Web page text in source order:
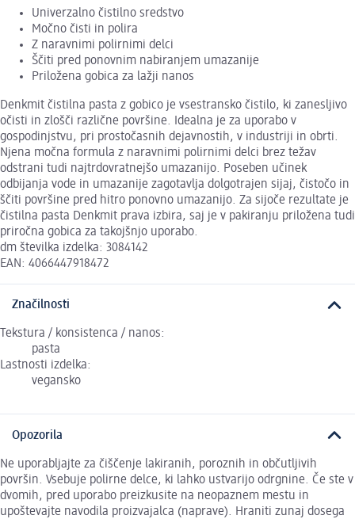
Univerzalno čistilno sredstvo
Močno čisti in polira
Z naravnimi polirnimi delci
Ščiti pred ponovnim nabiranjem umazanije
Priložena gobica za lažji nanos
Denkmit čistilna pasta z gobico je vsestransko čistilo, ki zanesljivo
očisti in zlošči različne površine. Idealna je za uporabo v
gospodinjstvu, pri prostočasnih dejavnostih, v industriji in obrti.
Njena močna formula z naravnimi polirnimi delci brez težav
odstrani tudi najtrdovratnejšo umazanijo. Poseben učinek
odbijanja vode in umazanije zagotavlja dolgotrajen sijaj, čistočo in
ščiti površine pred hitro ponovno umazanijo. Za sijoče rezultate je
čistilna pasta Denkmit prava izbira, saj je v pakiranju priložena tudi
priročna gobica za takojšnjo uporabo.
dm številka izdelka: 3084142
EAN: 4066447918472
Značilnosti
Tekstura / konsistenca / nanos:
pasta
Lastnosti izdelka:
vegansko
Opozorila
Ne uporabljajte za čiščenje lakiranih, poroznih in občutljivih
površin. Vsebuje polirne delce, ki lahko ustvarijo odrgnine. Če ste v
dvomih, pred uporabo preizkusite na neopaznem mestu in
upoštevajte navodila proizvajalca (naprave). Hraniti zunaj dosega